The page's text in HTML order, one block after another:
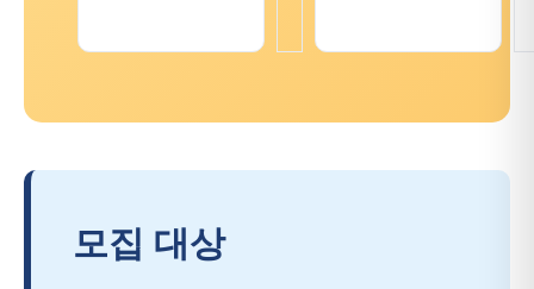
모집 대상